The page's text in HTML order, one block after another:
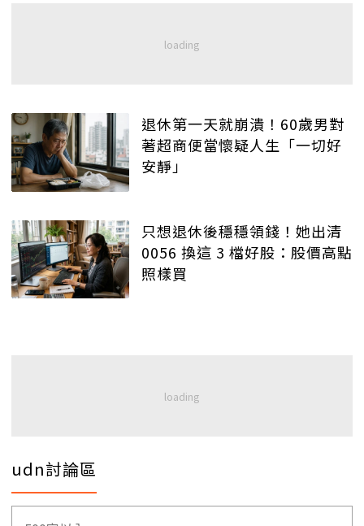
退休第一天就崩潰！60歲男對
著超商便當懷疑人生「一切好
安靜」
只想退休後穩穩領錢！她出清
0056 換這 3 檔好股：股價高點
照樣買
udn討論區